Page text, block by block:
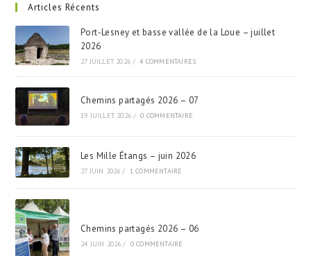
Articles Récents
Port-Lesney et basse vallée de la Loue – juillet
2026
27 JUILLET 2026 / 4 COMMENTAIRES
Chemins partagés 2026 – 07
19 JUILLET 2026 / 0 COMMENTAIRE
Les Mille Étangs – juin 2026
27 JUIN 2026 / 1 COMMENTAIRE
Chemins partagés 2026 – 06
24 JUIN 2026 / 0 COMMENTAIRE